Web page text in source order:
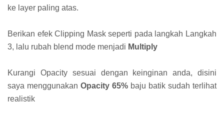
ke layer paling atas.
Berikan efek Clipping Mask seperti pada langkah Langkah
3, lalu rubah blend mode menjadi Multiply
Kurangi Opacity sesuai dengan keinginan anda, disini
saya menggunakan Opacity 65% baju batik sudah terlihat
realistik